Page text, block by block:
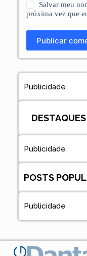
Salvar meu
próxima vez que
Publicar
Publicidade
DESTAQUES
Publicidade
POSTS
Publicidade